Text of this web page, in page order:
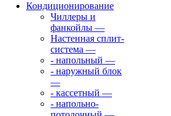
Кондиционирование
Чиллеры и
фанкойлы —
Настенная сплит-
система —
- напольный —
- наружный блок
—
- кассетный —
- напольно-